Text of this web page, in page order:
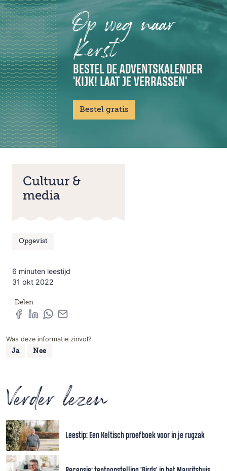
Op weg naar
Kerst
BESTEL DE ADVENTSKALENDER
'KIJK! LAAT JE VERRASSEN'
Bestel gratis
Cultuur &
media
Opgevist
6 minuten leestijd
31 okt 2022
Delen
Was deze informatie zinvol?
Ja Nee
Verder lezen
Leestip: Een Keltisch proefboek voor in je rugzak